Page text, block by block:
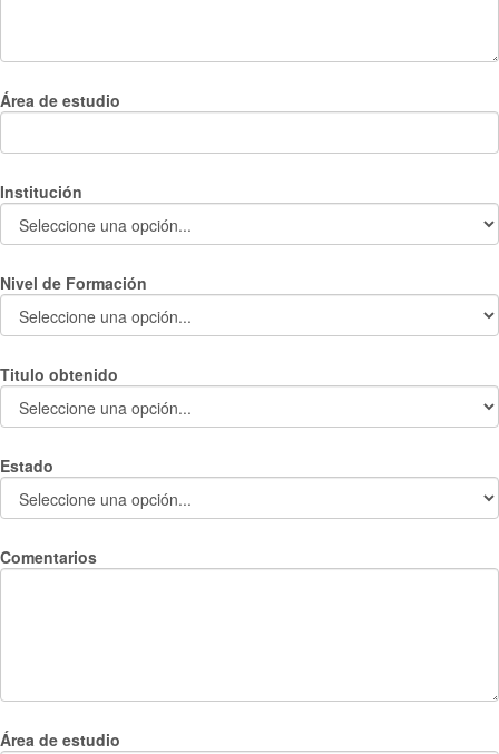
Área de estudio
Institución
Nivel de Formación
Titulo obtenido
Estado
Comentarios
Área de estudio